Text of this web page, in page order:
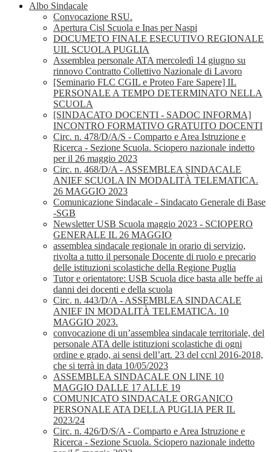
Albo Sindacale
Convocazione RSU.
Apertura Cisl Scuola e Inas per Naspi
DOCUMETO FINALE ESECUTIVO REGIONALE
UIL SCUOLA PUGLIA
Assemblea personale ATA mercoledì 14 giugno su
rinnovo Contratto Collettivo Nazionale di Lavoro
[Seminario FLC CGIL e Proteo Fare Sapere] IL
PERSONALE A TEMPO DETERMINATO NELLA
SCUOLA
[SINDACATO DOCENTI - SADOC INFORMA]
INCONTRO FORMATIVO GRATUITO DOCENTI
Circ. n. 478/D/A/S - Comparto e Area Istruzione e
Ricerca - Sezione Scuola. Sciopero nazionale indetto
per il 26 maggio 2023
Circ. n. 468/D/A - ASSEMBLEA SINDACALE
ANIEF SCUOLA IN MODALITÀ TELEMATICA.
26 MAGGIO 2023
Comunicazione Sindacale - Sindacato Generale di Base
-SGB
Newsletter USB Scuola maggio 2023 - SCIOPERO
GENERALE IL 26 MAGGIO
assemblea sindacale regionale in orario di servizio,
rivolta a tutto il personale Docente di ruolo e precario
delle istituzioni scolastiche della Regione Puglia
Tutor e orientatore: USB Scuola dice basta alle beffe ai
danni dei docenti e della scuola
Circ. n. 443/D/A - ASSEMBLEA SINDACALE
ANIEF IN MODALITÀ TELEMATICA. 10
MAGGIO 2023.
convocazione di un’assemblea sindacale territoriale, del
personale ATA delle istituzioni scolastiche di ogni
ordine e grado, ai sensi dell’art. 23 del ccnl 2016-2018,
che si terrà in data 10/05/2023
ASSEMBLEA SINDACALE ON LINE 10
MAGGIO DALLE 17 ALLE 19
COMUNICATO SINDACALE ORGANICO
PERSONALE ATA DELLA PUGLIA PER IL
2023/24
Circ. n. 426/D/S/A - Comparto e Area Istruzione e
Ricerca - Sezione Scuola. Sciopero nazionale indetto